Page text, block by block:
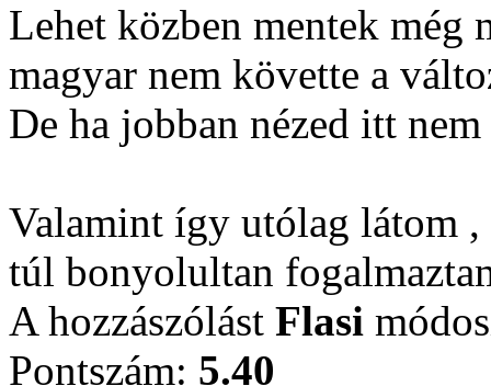
Lehet közben mentek még
magyar nem követte a
De ha jobban nézed itt
Valamint így utólag látom ,
túl bonyolultan
A hozzászólást Flasi
Pontszám: 5.40